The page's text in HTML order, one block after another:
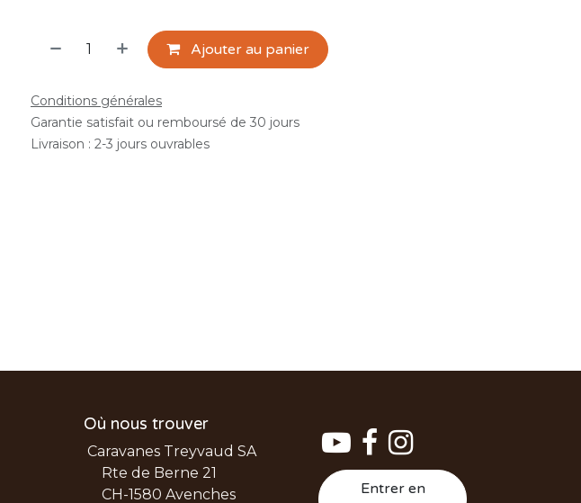
Ajouter au panier
Conditions générales
Garantie satisfait ou remboursé de 30 jours
Livraison : 2-3 jours ouvrables
Entrer en
Où nous trouver
Caravanes Treyvaud SA
Rte de Berne 21
CH-1580 Avenches